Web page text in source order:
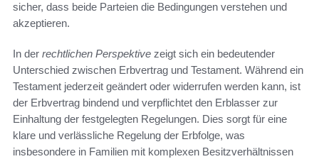
sicher, dass beide Parteien die Bedingungen verstehen und
akzeptieren.
In der rechtlichen Perspektive zeigt sich ein bedeutender
Unterschied zwischen Erbvertrag und Testament. Während ein
Testament jederzeit geändert oder widerrufen werden kann, ist
der Erbvertrag bindend und verpflichtet den Erblasser zur
Einhaltung der festgelegten Regelungen. Dies sorgt für eine
klare und verlässliche Regelung der Erbfolge, was
insbesondere in Familien mit komplexen Besitzverhältnissen